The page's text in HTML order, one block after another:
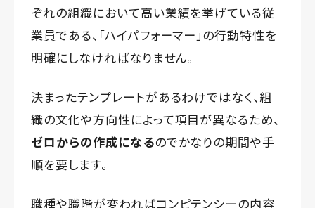
ぞれの組織において高い業績を挙げている従
業員である、「ハイパフォーマー」の行動特性を
明確にしなければなりません。
決まったテンプレートがあるわけではなく、組
織の文化や方向性によって項目が異なるため、
ゼロからの作成になるのでかなりの期間や手
順を要します。
職種や職階が変わればコンピテンシーの内容